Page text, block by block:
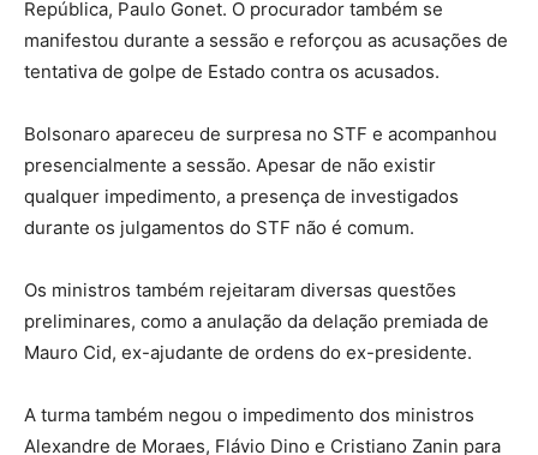
República, Paulo Gonet. O procurador também se
manifestou durante a sessão e reforçou as acusações de
tentativa de golpe de Estado contra os acusados.
Bolsonaro apareceu de surpresa no STF e acompanhou
presencialmente a sessão. Apesar de não existir
qualquer impedimento, a presença de investigados
durante os julgamentos do STF não é comum.
Os ministros também rejeitaram diversas questões
preliminares, como a anulação da delação premiada de
Mauro Cid, ex-ajudante de ordens do ex-presidente.
A turma também negou o impedimento dos ministros
Alexandre de Moraes, Flávio Dino e Cristiano Zanin para